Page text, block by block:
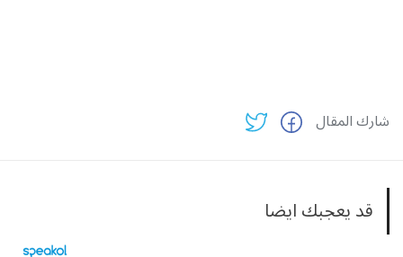
شارك المقال
قد يعجبك ايضا